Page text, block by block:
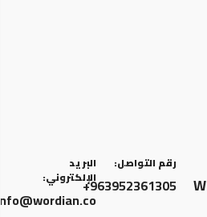
رقم التواصل:
963952361305+
البريد
الإلكتروني:
info@wordian.co